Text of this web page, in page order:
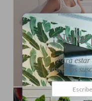
¡No
Para estar
proyectos